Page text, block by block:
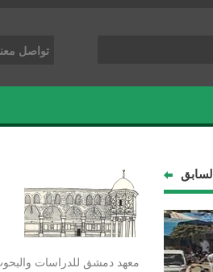
تواصل
معهد دمشق للدراسات